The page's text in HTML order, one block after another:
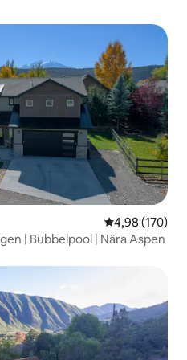
4,98 av 5 i
4,98 (170)
| Bubbelpool | Nära Aspen